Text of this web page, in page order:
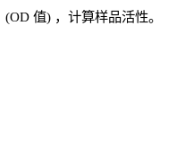
(OD 值) ，计算样品活性。